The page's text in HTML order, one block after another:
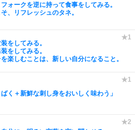
ォークを逆に持って食事をしてみる。
、リフレッシュのタネ。
をしてみる。
をしてみる。
楽しむことは、新しい自分になること。
ばく＋新鮮な刺し身をおいしく味わう」